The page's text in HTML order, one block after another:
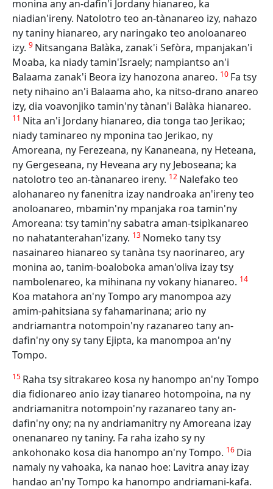
monina any an-dafin'i Jordany hianareo, ka
niadian'ireny. Natolotro teo an-tànanareo izy, nahazo
ny taniny hianareo, ary naringako teo anoloanareo
izy. 9 Nitsangana Balàka, zanak'i Sefòra, mpanjakan'i
Moaba, ka niady tamin'Israely; nampiantso an'i
Balaama zanak'i Beora izy hanozona anareo. 10 Fa tsy
nety nihaino an'i Balaama aho, ka nitso-drano anareo
izy, dia voavonjiko tamin'ny tànan'i Balàka hianareo.
11 Nita an'i Jordany hianareo, dia tonga tao Jerikao;
niady taminareo ny mponina tao Jerikao, ny
Amoreana, ny Ferezeana, ny Kananeana, ny Heteana,
ny Gergeseana, ny Heveana ary ny Jeboseana; ka
natolotro teo an-tànanareo ireny. 12 Nalefako teo
alohanareo ny fanenitra izay nandroaka an'ireny teo
anoloanareo, mbamin'ny mpanjaka roa tamin'ny
Amoreana: tsy tamin'ny sabatra aman-tsipìkanareo
no nahatanterahan'izany. 13 Nomeko tany tsy
nasainareo hianareo sy tanàna tsy naorinareo, ary
monina ao, tanim-boaloboka aman'oliva izay tsy
nambolenareo, ka mihinana ny vokany hianareo. 14
Koa matahora an'ny Tompo ary manompoa azy
amim-pahitsiana sy fahamarinana; ario ny
andriamantra notompoin'ny razanareo tany an-
dafin'ny ony sy tany Ejipta, ka manompoa an'ny
Tompo.
15 Raha tsy sitrakareo kosa ny hanompo an'ny Tompo
dia fidionareo anio izay tianareo hotompoina, na ny
andriamanitra notompoin'ny razanareo tany an-
dafin'ny ony; na ny andriamanitry ny Amoreana izay
onenanareo ny taniny. Fa raha izaho sy ny
ankohonako kosa dia hanompo an'ny Tompo. 16 Dia
namaly ny vahoaka, ka nanao hoe: Lavitra anay izay
handao an'ny Tompo ka hanompo andriamani-kafa.